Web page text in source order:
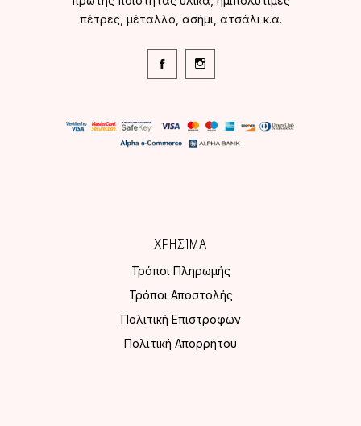
πέτρες, μέταλλο, ασήμι, ατσάλι κ.α.
ΧΡΗΣΙΜΑ
Τρόποι Πληρωμής
Τρόποι Αποστολής
Πολιτική Επιστροφών
Πολιτική Απορρήτου